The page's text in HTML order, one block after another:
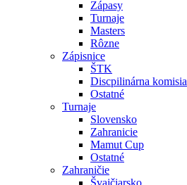
Zápasy
Turnaje
Masters
Rôzne
Zápisnice
ŠTK
Discpilinárna komisia
Ostatné
Turnaje
Slovensko
Zahranicie
Mamut Cup
Ostatné
Zahraničie
Švajčiarsko